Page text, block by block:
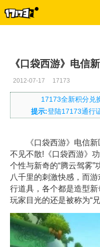
《口袋西游》电信
2012-07-17 17173
17173全新积分兑
提示:登陆17173通行
《口袋西游》电信新区
不见不散!《口袋西游》
个性与新奇的“腾云驾雾
八千里的刺激快感，而
行道具，各个都是造型新
玩家目光的还是被称为“